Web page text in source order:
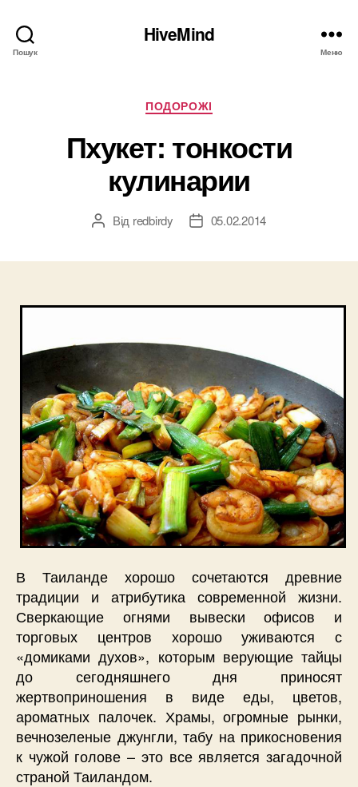
Пошук
HiveMind
Меню
Категорії
ПОДОРОЖІ
Пхукет: тонкости
кулинарии
Автор
Від redbirdy
Дата05.02.2014
В Таиланде хорошо сочетаются древние
традиции и атрибутика современной жизни.
Сверкающие огнями вывески офисов и
торговых центров хорошо уживаются с
«домиками духов», которым верующие тайцы
до сегодняшнего дня приносят
жертвоприношения в виде еды, цветов,
ароматных палочек. Храмы, огромные рынки,
вечнозеленые джунгли, табу на прикосновения
к чужой голове – это все является загадочной
страной Таиландом.